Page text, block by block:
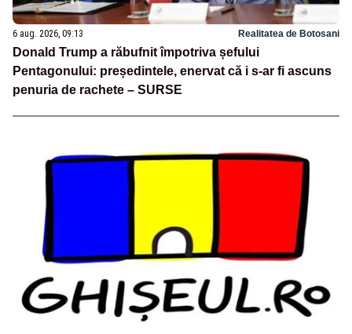
6 aug. 2026, 09:13 Realitatea de Botosani
Donald Trump a răbufnit împotriva șefului
Pentagonului: președintele, enervat că i s-ar fi ascuns
penuria de rachete – SURSE